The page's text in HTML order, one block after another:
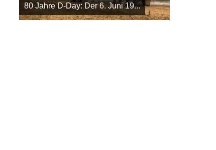
80 Jahre D-Day: Der 6. Juni 19...